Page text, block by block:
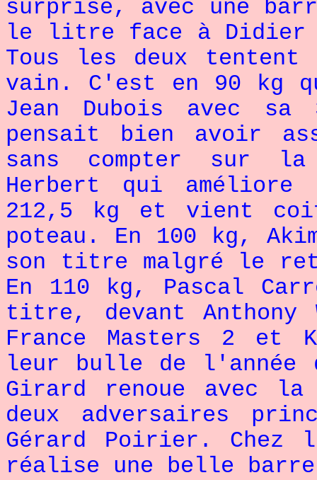
surprise, avec une
le litre face à Didier
Tous les deux
vain. C'est en 90 kg
Jean Dubois avec
pensait bien avoir
sans compter sur
Herbert qui améliore
212,5 kg et vient
poteau. En 100 kg,
son titre malgré le
En 110 kg, Pascal
titre, devant Anthony
France Masters 2 et
leur bulle de l'année
Girard renoue avec
deux adversaires
Gérard Poirier. Chez
réalise une belle